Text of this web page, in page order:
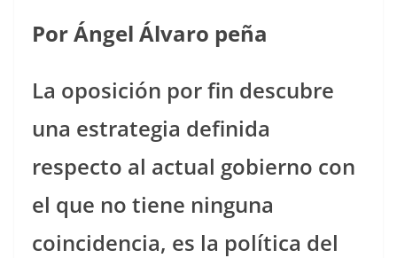
Por Ángel Álvaro peña
La oposición por fin descubre
una estrategia definida
respecto al actual gobierno con
el que no tiene ninguna
coincidencia, es la política del